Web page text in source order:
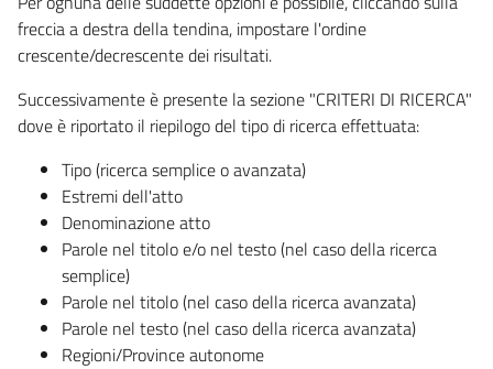
freccia a destra della tendina, impostare l'ordine
crescente/decrescente dei risultati.
Successivamente è presente la sezione "CRITERI DI RICERCA"
dove è riportato il riepilogo del tipo di ricerca effettuata:
Tipo (ricerca semplice o avanzata)
Estremi dell'atto
Denominazione atto
Parole nel titolo e/o nel testo (nel caso della ricerca
semplice)
Parole nel titolo (nel caso della ricerca avanzata)
Parole nel testo (nel caso della ricerca avanzata)
Regioni/Province autonome